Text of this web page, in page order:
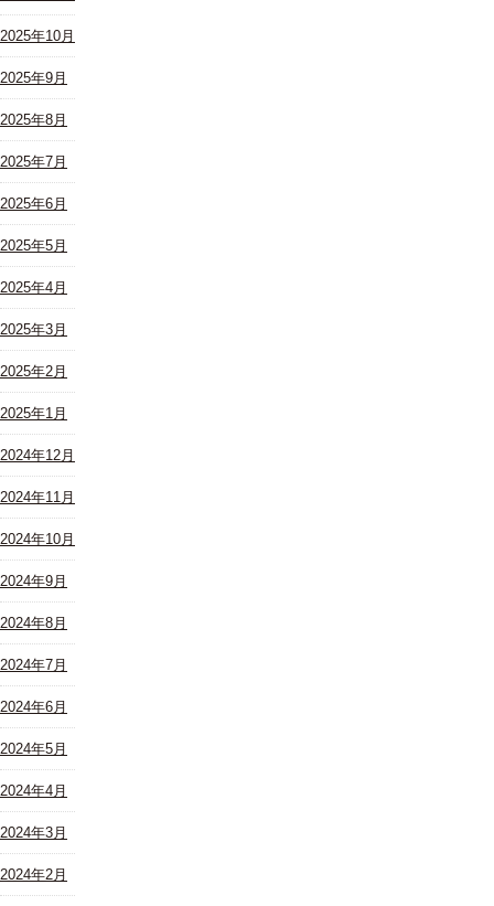
2025年10月
2025年9月
2025年8月
2025年7月
2025年6月
2025年5月
2025年4月
2025年3月
2025年2月
2025年1月
2024年12月
2024年11月
2024年10月
2024年9月
2024年8月
2024年7月
2024年6月
2024年5月
2024年4月
2024年3月
2024年2月